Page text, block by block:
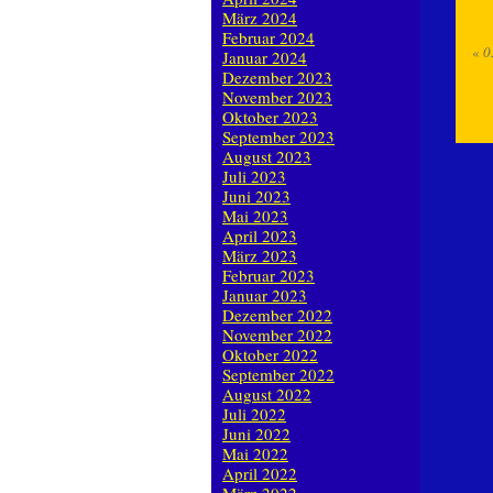
«
März 2024
Februar 2024
Januar 2024
Dezember 2023
November 2023
Oktober 2023
September 2023
August 2023
Juli 2023
Juni 2023
Mai 2023
April 2023
März 2023
Februar 2023
Januar 2023
Dezember 2022
November 2022
Oktober 2022
September 2022
August 2022
Juli 2022
Juni 2022
Mai 2022
April 2022